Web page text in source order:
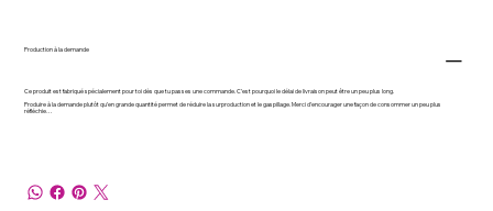
Production à la demande
Ce produit est fabriqué spécialement pour toi dès que tu passes une commande. C’est pourquoi le délai de livraison peut être un peu plus long.
Produire à la demande plutôt qu’en grande quantité permet de réduire la surproduction et le gaspillage. Merci d’encourager une façon de consommer un peu plus
réfléchie…